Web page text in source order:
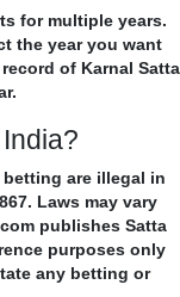
for multiple years.
the year you want
of Karnal Satta
are illegal in
Laws may vary
publishes Satta
purposes only
any betting or